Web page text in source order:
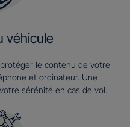
véhicule
le contenu de votre
et ordinateur. Une
sérénité en cas de vol.